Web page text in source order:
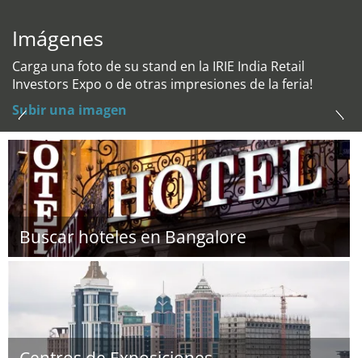
Imágenes
Carga una foto de su stand en la IRIE India Retail
Investors Expo o de otras impresiones de la feria!
Subir una imagen
Buscar hoteles en Bangalore